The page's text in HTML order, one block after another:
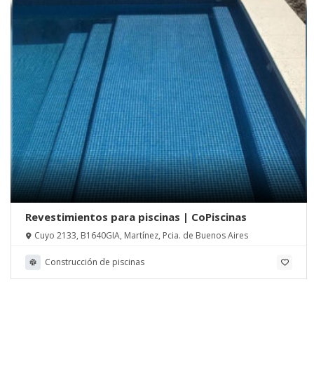
Revestimientos para piscinas | CoPiscinas
Cuyo 2133, B1640GIA, Martínez, Pcia. de Buenos Aires
Construcción de piscinas